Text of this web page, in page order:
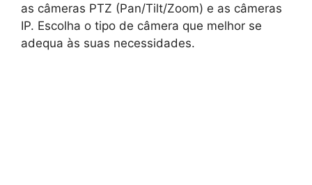
as câmeras PTZ (Pan/Tilt/Zoom) e as câmeras
IP. Escolha o tipo de câmera que melhor se
adequa às suas necessidades.